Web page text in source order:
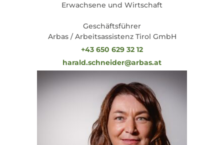
Erwachsene und Wirtschaft
Geschäftsführer
Arbas / Arbeitsassistenz Tirol GmbH
+43 650 629 32 12
harald.schneider@arbas.at